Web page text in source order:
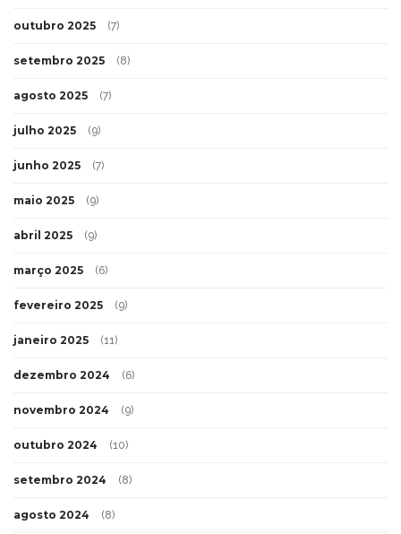
outubro 2025 (7)
setembro 2025 (8)
agosto 2025 (7)
julho 2025 (9)
junho 2025 (7)
maio 2025 (9)
abril 2025 (9)
março 2025 (6)
fevereiro 2025 (9)
janeiro 2025 (11)
dezembro 2024 (6)
novembro 2024 (9)
outubro 2024 (10)
setembro 2024 (8)
agosto 2024 (8)